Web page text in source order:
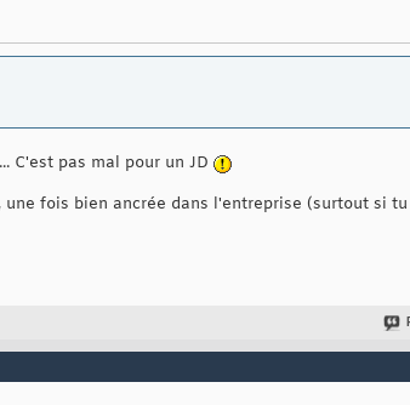
C'est pas mal pour un JD
fois bien ancrée dans l'entreprise (surtout si